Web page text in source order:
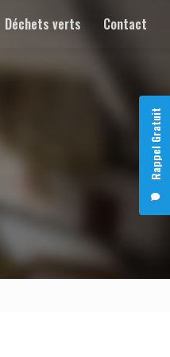
Rappel Gratuit
Déchets verts Contact